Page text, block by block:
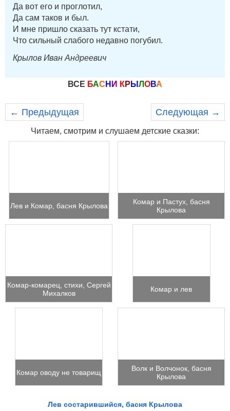
Да вот его и проглотил,
Да сам таков и был.
И мне пришло сказать тут кстати,
Что сильный слабого недавно погубил.
Крылов Иван Андреевич
ВСЕ БАС Н И КР Ы ЛОВА
← Предыдущая Следующая →
Читаем, смотрим и слушаем детские сказки:
Лев и Комар, басня Крылова
Комар и Пастух, басня
Крылова
Комар-комарец, стихи, Сергей
Михалков
Комар и лев
Комар оводу не товарищ
Волк и Волчонок, басня
Крылова
Лев состарившийся, басня Крылова